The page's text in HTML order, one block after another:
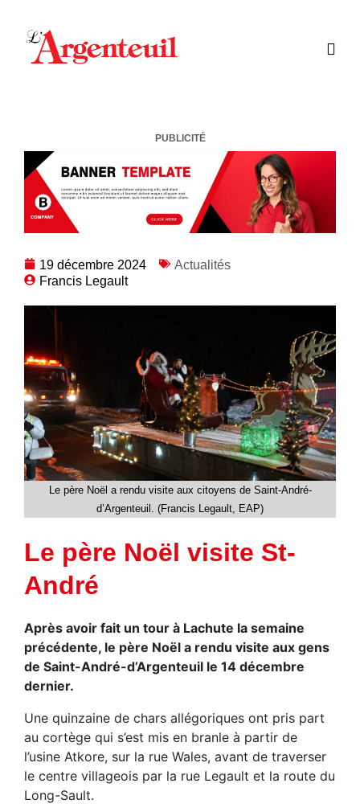
PUBLICITÉ
19 décembre 2024
Actualités
Francis Legault
Le père Noël a rendu visite aux citoyens de Saint-André-
d’Argenteuil. (Francis Legault, EAP)
Le père Noël visite St-
André
Après avoir fait un tour à Lachute la semaine
précédente, le père Noël a rendu visite aux gens
de Saint-André-d’Argenteuil le 14 décembre
dernier.
Une quinzaine de chars allégoriques ont pris part
au cortège qui s’est mis en branle à partir de
l’usine Atkore, sur la rue Wales, avant de traverser
le centre villageois par la rue Legault et la route du
Long-Sault.